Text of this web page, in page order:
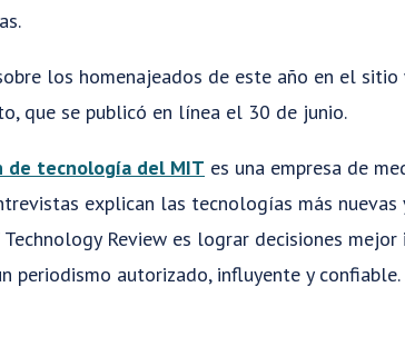
los homenajeados de este año en el
que se publicó en línea el 30 de junio.
de tecnología del MIT es una empresa de
explican las tecnologías más
Review es lograr decisiones
periodismo autorizado, influyente y confiable.